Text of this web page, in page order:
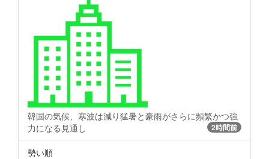
韓国の気候、寒波は減り猛暑と豪雨がさらに頻繁かつ強
力になる見通し
2時間前
勢い順